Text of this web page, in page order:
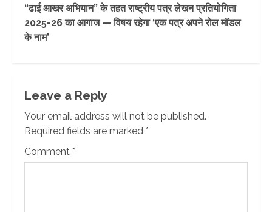
“ढाई आखर अभियान” के तहत राष्ट्रीय पत्र लेखन प्रतियोगिता
2025-26 का आगाज — विषय रहेगा ‘एक पत्र अपने रोल मॉडल
के नाम’
Leave a Reply
Your email address will not be published.
Required fields are marked *
Comment *